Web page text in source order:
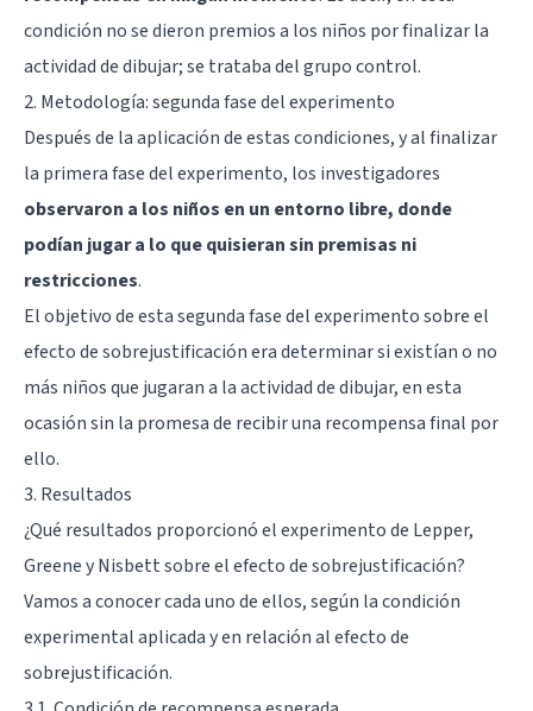
condición no se dieron premios a los niños por finalizar la
actividad de dibujar; se trataba del grupo control.
2. Metodología: segunda fase del experimento
Después de la aplicación de estas condiciones, y al finalizar
la primera fase del experimento, los investigadores
observaron a los niños en un entorno libre, donde
podían jugar a lo que quisieran sin premisas ni
restricciones.
El objetivo de esta segunda fase del experimento sobre el
efecto de sobrejustificación era determinar si existían o no
más niños que jugaran a la actividad de dibujar, en esta
ocasión sin la promesa de recibir una recompensa final por
ello.
3. Resultados
¿Qué resultados proporcionó el experimento de Lepper,
Greene y Nisbett sobre el efecto de sobrejustificación?
Vamos a conocer cada uno de ellos, según la condición
experimental aplicada y en relación al efecto de
sobrejustificación.